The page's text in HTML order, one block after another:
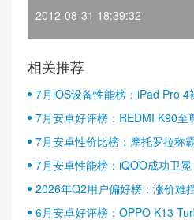
2012-08-31 18:39:32
相关推荐
7月iOS设备性能榜：iPad Pro 4
7月安卓好评榜：REDMI K90至
半壁江山
7月安卓性价比榜：摩托罗拉称
7月安卓性能榜：iQOO成功卫冕
2026年Q2用户偏好榜：涨价难
6月安卓好评榜：OPPO K13